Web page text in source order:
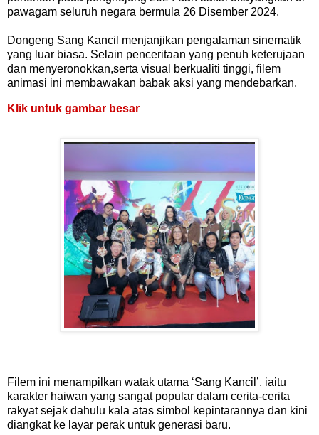
pawagam seluruh negara bermula 26 Disember 2024.
Dongeng Sang Kancil menjanjikan pengalaman sinematik
yang luar biasa. Selain penceritaan yang penuh keterujaan
dan menyeronokkan,serta visual berkualiti tinggi, filem
animasi ini membawakan babak aksi yang mendebarkan.
Klik untuk gambar besar
Filem ini menampilkan watak utama ‘Sang Kancil’, iaitu
karakter haiwan yang sangat popular dalam cerita-cerita
rakyat sejak dahulu kala atas simbol kepintarannya dan kini
diangkat ke layar perak untuk generasi baru.